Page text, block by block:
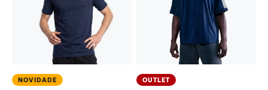
NOVIDADE OUTLET